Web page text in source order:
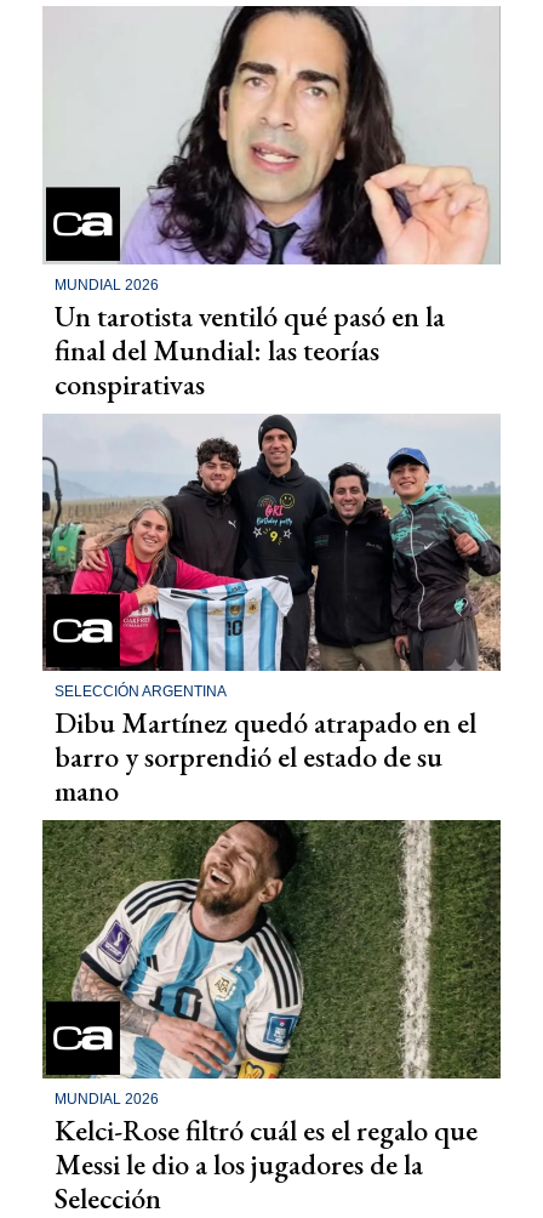
MUNDIAL 2026
Un tarotista ventiló qué pasó en la
final del Mundial: las teorías
conspirativas
SELECCIÓN ARGENTINA
Dibu Martínez quedó atrapado en el
barro y sorprendió el estado de su
mano
MUNDIAL 2026
Kelci-Rose filtró cuál es el regalo que
Messi le dio a los jugadores de la
Selección